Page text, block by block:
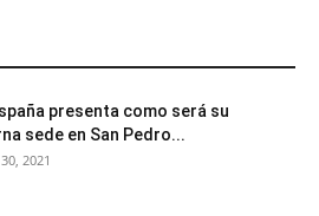
presenta como será su
sede en San Pedro...
2021